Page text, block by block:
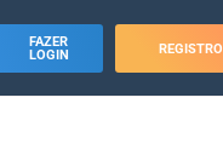
FAZER
LOGIN
REGISTRO